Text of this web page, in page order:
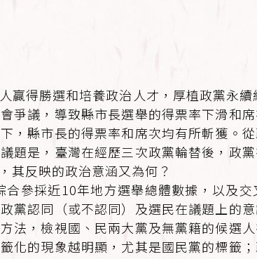
贏得勝選和培養政治人才，厚植政黨永
爭議，導致縣市長選舉的得票率下滑和
，縣市長的得票率和席次均有所斬獲。
題是，臺灣在經歷三次政黨輪替後，政
其反映的政治意涵又為何？
參採近10年地方選舉總體數據，以及
黨認同（或不認同）及選民在議題上的
法，檢視國、民兩大黨及無黨籍的候選
化的現象越明顯，尤其是國民黨的標籤